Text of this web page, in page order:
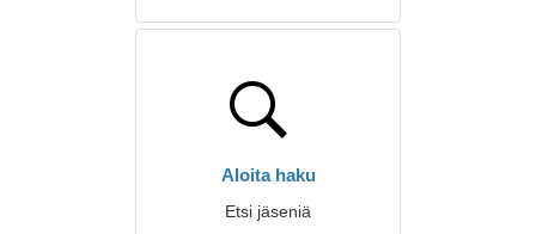
Aloita haku
Etsi jäseniä